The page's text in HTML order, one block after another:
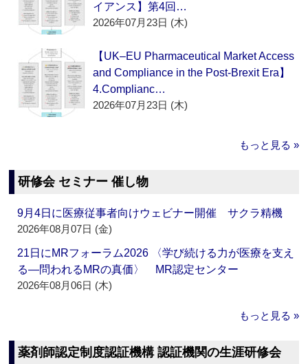
イアンス】第4回…
2026年07月23日 (木)
【UK–EU Pharmaceutical Market Access
and Compliance in the Post-Brexit Era】
4.Complianc…
2026年07月23日 (木)
もっと見る »
研修会 セミナー 催し物
9月4日に医療従事者向けウェビナー開催 サクラ精機
2026年08月07日 (金)
21日にMRフォーラム2026 〈学び続ける力が医療を支え
る―問われるMRの真価〉 MR認定センター
2026年08月06日 (木)
もっと見る »
薬剤師認定制度認証機構 認証機関の生涯研修会